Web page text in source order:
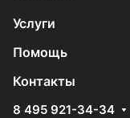
Услуги
Помощь
Контакты
8 495 921-34-34